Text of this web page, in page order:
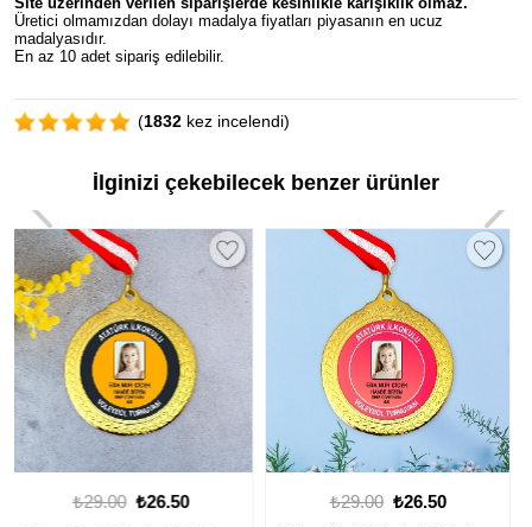
Üretici olmamızdan dolayı madalya fiyatları piyasanın en ucuz
madalyasıdır.
En az 10 adet sipariş edilebilir.
(1832 kez incelendi)
İlginizi çekebilecek benzer ürünler
₺29.00 ₺26.50 ₺29.00 ₺26.50